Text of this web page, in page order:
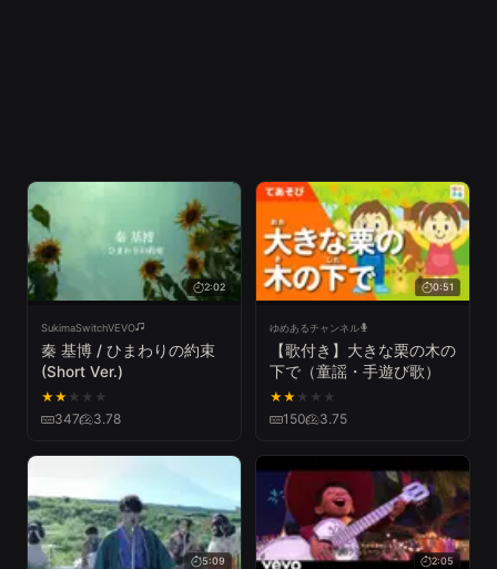
2:02
SukimaSwitchVEVO
秦 基博 / ひまわりの約束
(Short Ver.)
★★ ★ ★ ★
347 3.78
0:51
ゆめあるチャンネル
【歌付き】大きな栗の木の
下で（童謡・手遊び歌）
★★ ★ ★ ★
150 3.75
5:09 2:05